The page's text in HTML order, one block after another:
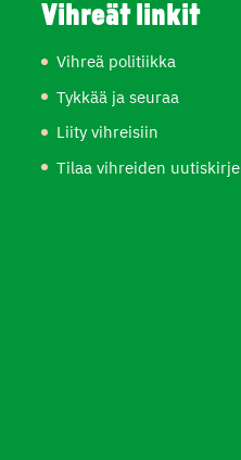
Vihreät linkit
Vihreä politiikka
Tykkää ja seuraa
Liity vihreisiin
Tilaa vihreiden uutiskirje